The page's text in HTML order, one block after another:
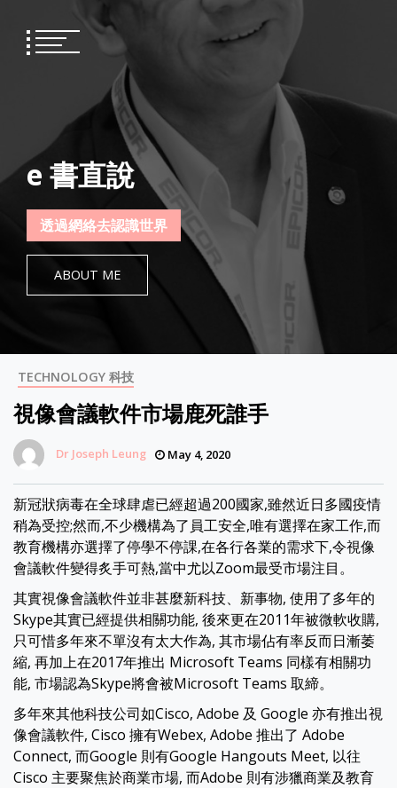
content
e 書直說
透過網絡去認識世界
ABOUT ME
TECHNOLOGY 科技
視像會議軟件市場鹿死誰手
Dr Joseph Leung May 4, 2020
新冠狀病毒在全球肆虐已經超過200國家,雖然近日多國疫情
稍為受控;然而,不少機構為了員工安全,唯有選擇在家工作,而
教育機構亦選擇了停學不停課,在各行各業的需求下,令視像
會議軟件變得炙手可熱,當中尤以Zoom最受市場注目。
其實視像會議軟件並非甚麼新科技、新事物, 使用了多年的
Skype其實已經提供相關功能, 後來更在2011年被微軟收購,
只可惜多年來不單沒有太大作為, 其市場佔有率反而日漸萎
縮, 再加上在2017年推出 Microsoft Teams 同樣有相關功
能, 市場認為Skype將會被Microsoft Teams 取締。
多年來其他科技公司如Cisco, Adobe 及 Google 亦有推出視
像會議軟件, Cisco 擁有Webex, Adobe 推出了 Adobe
Connect, 而Google 則有Google Hangouts Meet, 以往
Cisco 主要聚焦於商業市場, 而Adobe 則有涉獵商業及教育